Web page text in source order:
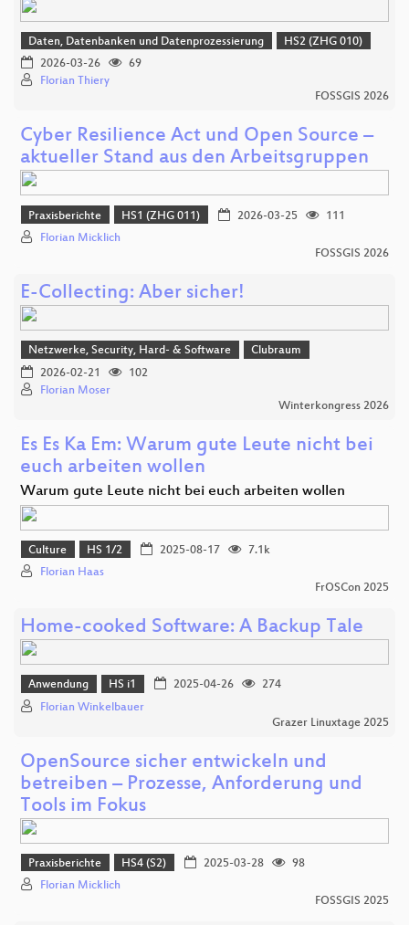
Daten, Datenbanken und Datenprozessierung
HS2 (ZHG 010)
2026-03-26
69
Florian Thiery
FOSSGIS 2026
Cyber Resilience Act und Open Source –
aktueller Stand aus den Arbeitsgruppen
Praxisberichte HS1 (ZHG 011) 2026-03-25
111
Florian Micklich
FOSSGIS 2026
E-Collecting: Aber sicher!
Netzwerke, Security, Hard- & Software
Clubraum
2026-02-21
102
Florian Moser
Winterkongress 2026
Es Es Ka Em: Warum gute Leute nicht bei
euch arbeiten wollen
Warum gute Leute nicht bei euch arbeiten wollen
Culture HS 1/2 2025-08-17
7.1k
Florian Haas
FrOSCon 2025
Home-cooked Software: A Backup Tale
Anwendung HS i1 2025-04-26
274
Florian Winkelbauer
Grazer Linuxtage 2025
OpenSource sicher entwickeln und
betreiben – Prozesse, Anforderung und
Tools im Fokus
Praxisberichte HS4 (S2) 2025-03-28
98
Florian Micklich
FOSSGIS 2025